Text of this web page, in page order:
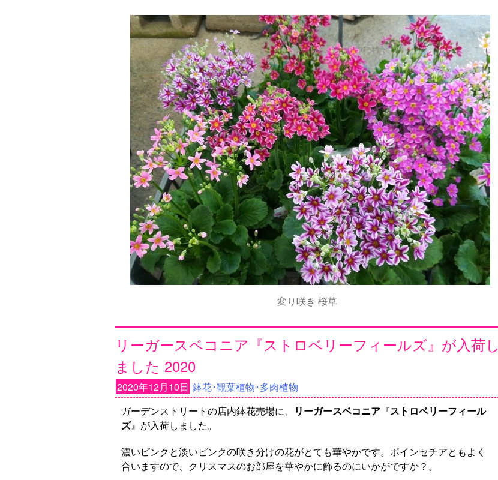
変り咲き 桜草
リーガースベコニア『ストロベリーフィールズ』が入荷し
ました 2020
2020年12月10日 鉢花･観葉植物･多肉植物
ガーデンストリートの店内鉢花売場に、
リーガースベコニア 『ストロベリーフィール
ズ』が入荷しました。
濃いピンクと淡いピンクの咲き分けの花がとても華やかです。ポインセチアともよく
合いますので、クリスマスのお部屋を華やかに飾るのにいかがですか？。